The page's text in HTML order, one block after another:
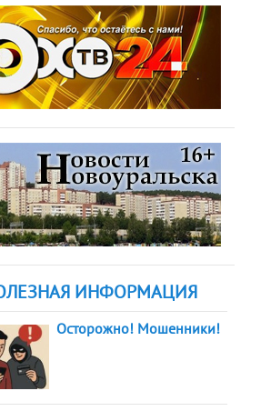
ИНФОРМАЦИЯ
Осторожно! Мошенники!